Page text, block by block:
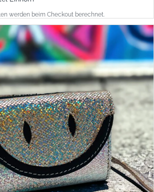
werden beim Checkout berechnet.